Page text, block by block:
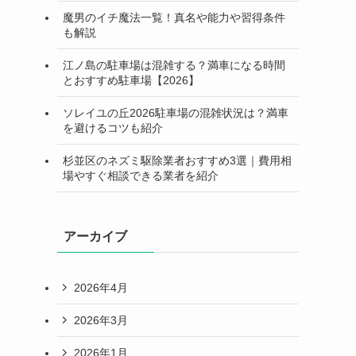
魔男のイチ魔法一覧！真名や能力や習得条件
も解説
江ノ島の駐車場は混雑する？満車になる時間
とおすすめ駐車場【2026】
ソレイユの丘2026駐車場の混雑状況は？満車
を避けるコツも紹介
杉並区のネズミ駆除業者おすすめ3選｜費用相
場やすぐ相談できる業者を紹介
アーカイブ
2026年4月
2026年3月
2026年1月